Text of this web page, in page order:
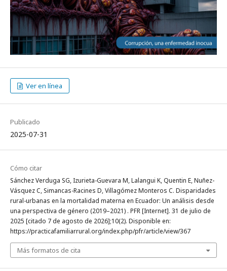
Ver en línea
Publicado
2025-07-31
Cómo citar
Sánchez Verduga SG, Izurieta-Guevara M, Lalangui K, Quentin E, Nuñez-
Vásquez C, Simancas-Racines D, Villagómez Monteros C. Disparidades
rural-urbanas en la mortalidad materna en Ecuador: Un análisis desde
una perspectiva de género (2019–2021) . PFR [Internet]. 31 de julio de
2025 [citado 7 de agosto de 2026];10(2). Disponible en:
https://practicafamiliarrural.org/index.php/pfr/article/view/367
Más formatos de cita